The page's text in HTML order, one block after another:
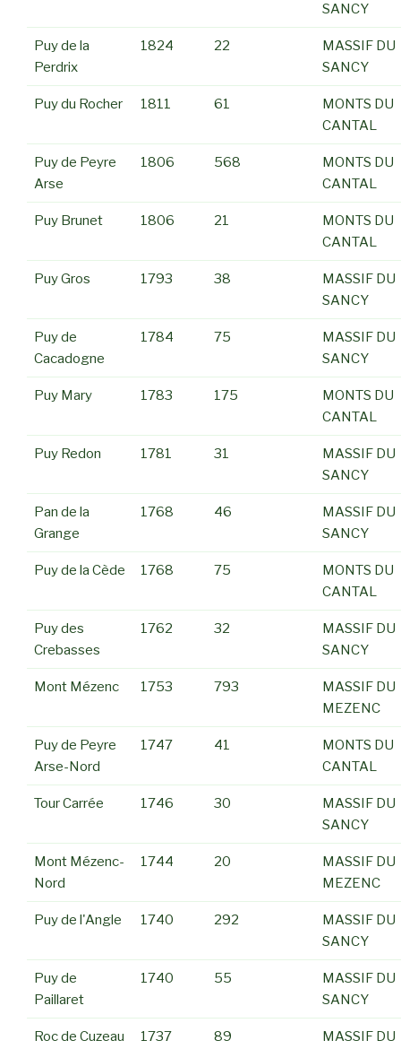
SANCY
Puy de la
Perdrix
1824 22
MASSIF DU
SANCY
Puy du Rocher 1811 61
MONTS DU
CANTAL
Puy de Peyre
Arse
1806 568
MONTS DU
CANTAL
Puy Brunet 1806 21
MONTS DU
CANTAL
Puy Gros 1793 38
MASSIF DU
SANCY
Puy de
Cacadogne
1784 75
MASSIF DU
SANCY
Puy Mary 1783 175
MONTS DU
CANTAL
Puy Redon 1781 31
MASSIF DU
SANCY
Pan de la
Grange
1768 46
MASSIF DU
SANCY
Puy de la Cède 1768 75
MONTS DU
CANTAL
Puy des
Crebasses
1762 32
MASSIF DU
SANCY
Mont Mézenc 1753 793
MASSIF DU
MEZENC
Puy de Peyre
Arse-Nord
1747 41
MONTS DU
CANTAL
Tour Carrée 1746 30
MASSIF DU
SANCY
Mont Mézenc-
Nord
1744 20
MASSIF DU
MEZENC
Puy de l'Angle 1740 292
MASSIF DU
SANCY
Puy de
Paillaret
1740 55
MASSIF DU
SANCY
Roc de Cuzeau 1737 89
MASSIF DU